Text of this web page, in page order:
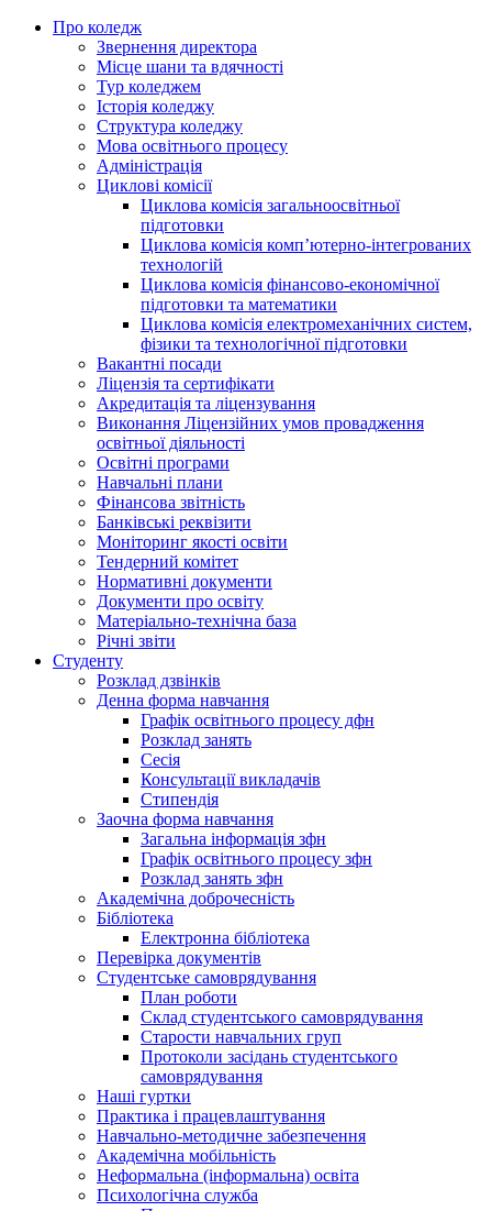
Про коледж
Звернення директора
Місце шани та вдячності
Тур коледжем
Історія коледжу
Структура коледжу
Мова освітнього процесу
Адміністрація
Циклові комісії
Циклова комісія загальноосвітньої
підготовки
Циклова комісія комп’ютерно-інтегрованих
технологій
Циклова комісія фінансово-економічної
підготовки та математики
Циклова комісія електромеханічних систем,
фізики та технологічної підготовки
Вакантні посади
Ліцензія та сертифікати
Акредитація та ліцензування
Виконання Ліцензійних умов провадження
освітньої діяльності
Освітні програми
Навчальні плани
Фінансова звітність
Банківські реквізити
Моніторинг якості освіти
Тендерний комітет
Нормативні документи
Документи про освіту
Матеріально-технічна база
Річні звіти
Студенту
Розклад дзвінків
Денна форма навчання
Графік освітнього процесу дфн
Розклад занять
Сесія
Консультації викладачів
Стипендія
Заочна форма навчання
Загальна інформація зфн
Графік освітнього процесу зфн
Розклад занять зфн
Академічна доброчесність
Бібліотека
Електронна бібліотека
Перевірка документів
Студентське самоврядування
План роботи
Склад студентського самоврядування
Старости навчальних груп
Протоколи засідань студентського
самоврядування
Наші гуртки
Практика і працевлаштування
Навчально-методичне забезпечення
Академічна мобільність
Неформальна (інформальна) освіта
Психологічна служба